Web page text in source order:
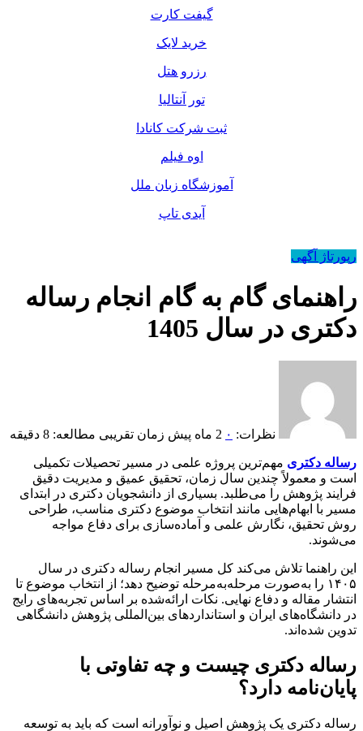
گیفت کارت
خرید لایک
رزرو هتل
تور آنتالیا
ثبت شرکت کانادا
اوه فیلم
آموزشگاه زبان ملل
آیدی تاپ
رپورتاژ آگهی
راهنمای گام به گام انجام رساله
دکتری در سال 1405
نظرات: ۰ 2 ماه پیش زمان تقریبی مطالعه: 8 دقیقه
رساله دکتری مهم‌ترین پروژه علمی در مسیر تحصیلات تکمیلی
است و معمولاً چندین سال زمان، تحقیق عمیق و مدیریت دقیق
فرایند پژوهش را می‌طلبد. بسیاری از دانشجویان دکتری در ابتدای
مسیر با ابهام‌هایی مانند انتخاب موضوع دکتری مناسب، طراحی
روش تحقیق، نگارش علمی و آماده‌سازی برای دفاع مواجه
می‌شوند.
این راهنما تلاش می‌کند کل مسیر انجام رساله دکتری در سال
۱۴۰۵ را به‌صورت مرحله‌به‌مرحله توضیح دهد؛ از انتخاب موضوع تا
انتشار مقاله و دفاع نهایی. نکات ارائه‌شده بر اساس تجربه‌های رایج
در دانشگاه‌های ایران و استانداردهای بین‌المللی پژوهش دانشگاهی
تدوین شده‌اند.
رساله دکتری چیست و چه تفاوتی با
پایان‌نامه دارد؟
رساله دکتری یک پژوهش اصیل و نوآورانه است که باید به توسعه